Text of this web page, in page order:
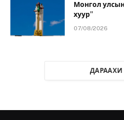
Монгол
хуур”
07/08/2026
ДАРААХИ